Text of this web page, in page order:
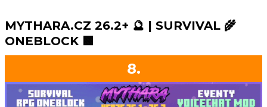
MYTHARA.CZ 26.2+ 🔮 | SURVIVAL 🌾
ONEBLOCK 🟩
8.